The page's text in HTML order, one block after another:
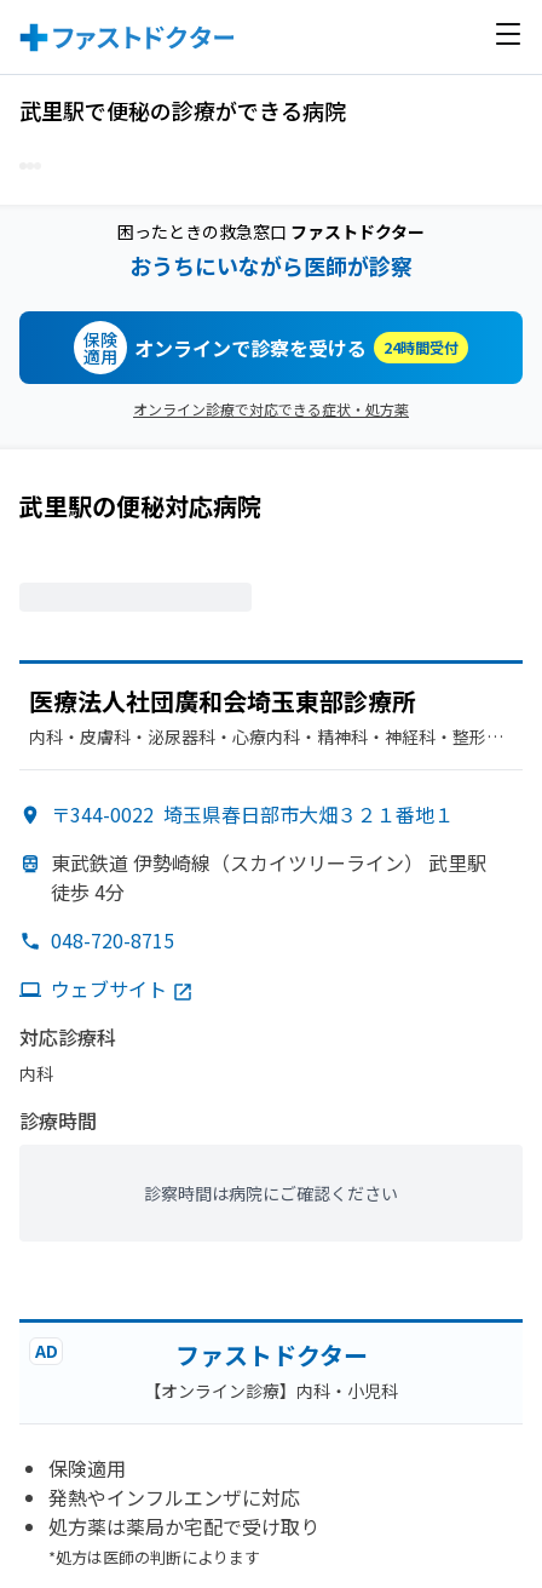
武里駅で便秘の診療ができる病院
困ったときの救急窓口 ファストドクター
おうちにいながら医師が診察
保険
適用 オンラインで診察を受ける 24時間受付
オンライン診療で対応できる症状・処方薬
武里駅の便秘対応病院
医療法人社団廣和会埼玉東部診療所
内科・​皮膚科・​泌尿器科・​心療内科・​精神科・神経科・​整形外
〒344-0022 埼玉県春日部市大畑３２１番地１
東武鉄道 伊勢崎線 （スカイツリーライン）
武里駅
徒歩 4分
048-720-8715
ウェブサイト
対応診療科
内科
診療時間
診察時間は病院にご確認ください
AD ファストドクター
【オンライン診療】内科・小児科
保険適用
発熱やインフルエンザに対応
処方薬は薬局か宅配で受け取り
*処方は医師の判断によります